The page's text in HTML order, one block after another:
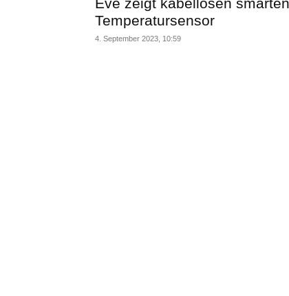
Temperatursensor
4. September 2023, 10:59